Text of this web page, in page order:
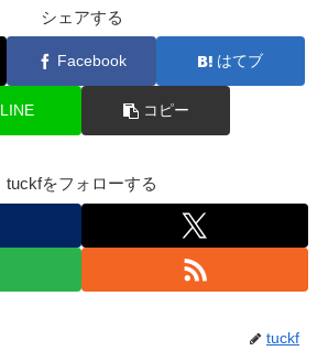
シェアする
Facebook はてブ
LINE コピー
tuckfをフォローする
tuckf